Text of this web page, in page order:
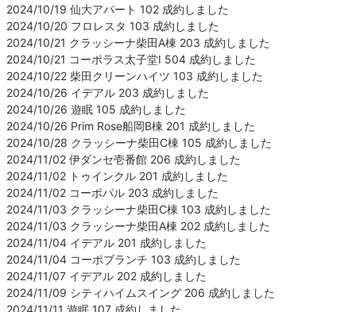
2024/10/19 仙大アパート 102 成約しました
2024/10/20 フロレスタ 103 成約しました
2024/10/21 クラッシーナ柴田A棟 203 成約しました
2024/10/21 コーポラス太子堂Ⅰ 504 成約しました
2024/10/22 柴田クリーンハイツ 103 成約しました
2024/10/26 イデアル 203 成約しました
2024/10/26 遊眠 105 成約しました
2024/10/26 Prim Rose船岡B棟 201 成約しました
2024/10/28 クラッシーナ柴田C棟 105 成約しました
2024/11/02 伊ダンセ壱番館 206 成約しました
2024/11/02 トゥインクル 201 成約しました
2024/11/02 コーポパル 203 成約しました
2024/11/03 クラッシーナ柴田C棟 103 成約しました
2024/11/03 クラッシーナ柴田A棟 202 成約しました
2024/11/04 イデアル 201 成約しました
2024/11/04 コーポブランチ 103 成約しました
2024/11/07 イデアル 202 成約しました
2024/11/09 シティハイムスイング 206 成約しました
2024/11/11 遊眠 107 成約しました